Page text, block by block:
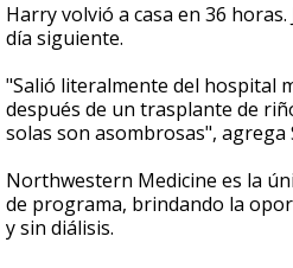
Harry volvió a casa en 36
día siguiente.
"Salió literalmente del hospital
después de un trasplante de
solas son asombrosas", agrega
Northwestern Medicine es la
de programa, brindando la
y sin diálisis.